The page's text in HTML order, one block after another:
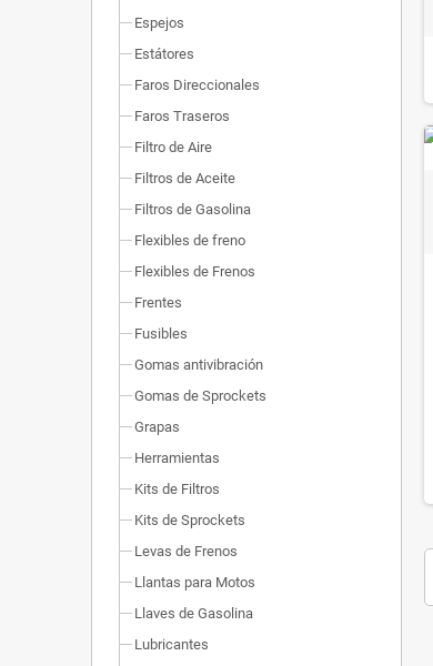
Espejos
Estátores
Faros Direccionales
Faros Traseros
Filtro de Aire
Filtros de Aceite
Filtros de Gasolina
Flexibles de freno
Flexibles de Frenos
Frentes
Fusibles
Gomas antivibración
Gomas de Sprockets
Grapas
Herramientas
Kits de Filtros
Kits de Sprockets
Levas de Frenos
Llantas para Motos
Llaves de Gasolina
Lubricantes